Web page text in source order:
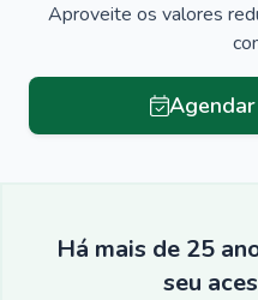
Aproveite os valores
Há mais de 25
seu